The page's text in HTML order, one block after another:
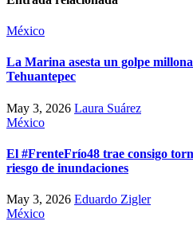
México
La Marina asesta un golpe
Tehuantepec
May 3, 2026 Laura Suárez
México
El #FrenteFrío48 trae consigo
riesgo de inundaciones
May 3, 2026 Eduardo Zigler
México